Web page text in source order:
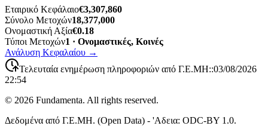
Εταιρικό Κεφάλαιο€3,307,860
Σύνολο Μετοχών18,377,000
Ονομαστική Αξία€0.18
Τύποι Μετοχών1 · Ονομαστικές, Κοινές
Ανάλυση Κεφαλαίου →
Τελευταία ενημέρωση πληροφοριών από Γ.Ε.ΜΗ::03/08/2026
22:54
© 2026 Fundamenta. All rights reserved.
Δεδομένα από Γ.Ε.ΜΗ. (Open Data) - 'Αδεια: ODC-BY 1.0.